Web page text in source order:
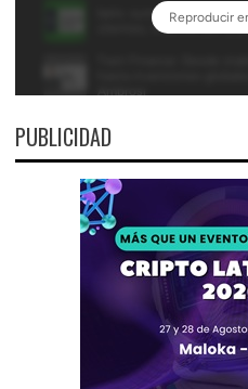
PUBLICIDAD